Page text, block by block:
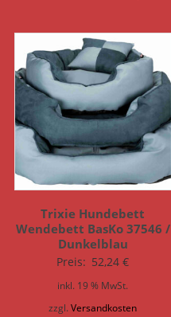
Trixie Hundebett
Wendebett BasKo 37546 /
Dunkelblau
Preis: 52,24€
inkl. 19 % MwSt.
zzgl.Versandkosten